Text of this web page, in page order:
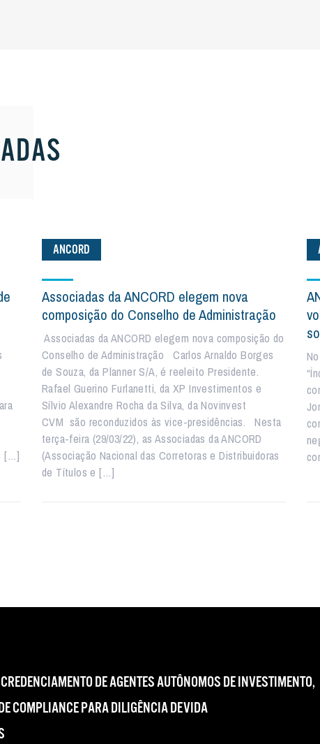
[…]
ANCORD
Associadas da ANCORD elegem nova
composição do Conselho de Administração
Associadas da ANCORD elegem nova composição do
Conselho de Administração Carlos Arnaldo Borges
de Souza, da Planner S/A, é reeleito Presidente.
Rafael Guerino Furlanetti, da XP Investimentos e
Sílvio Alexandre Rocha da Silva, da Novinvest
CVM são reconduzidos às vice-presidências. Nesta
terça-feira (29/03/22), as Associadas da ANCORD
(Associação Nacional das Corretoras e Distribuidoras
de Títulos e […]
DE AGENTES AUTÔNOMOS DE INVESTIMENTO,
COMPLIANCE PARA DILIGÊNCIA DEVIDA